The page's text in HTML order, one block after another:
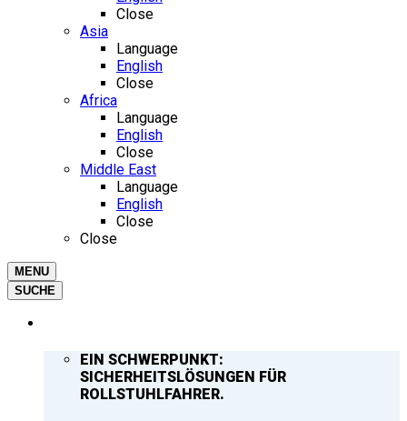
Close
Asia
Language
English
Close
Africa
Language
English
Close
Middle East
Language
English
Close
Close
MENU
SUCHE
EIN SCHWERPUNKT:
SICHERHEITSLÖSUNGEN FÜR
ROLLSTUHLFAHRER.